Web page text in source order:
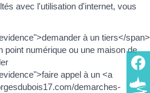
avec l'utilisation d'internet, vous
à un tiers</span>
point numérique ou une maison de
appel à un <a
demarches-